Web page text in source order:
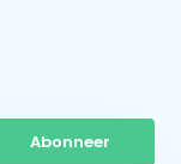
Abonneer